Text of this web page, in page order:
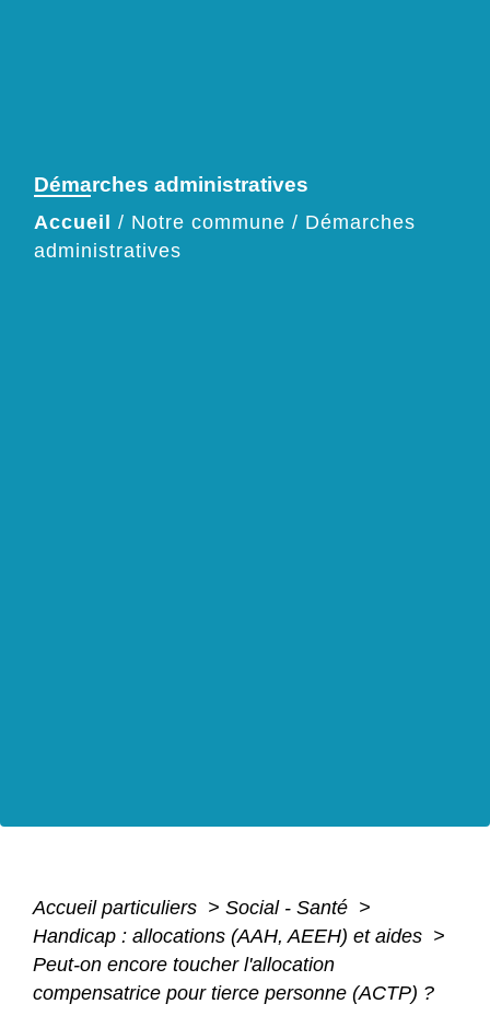
Démarches administratives
Accueil / Notre commune / Démarches
administratives
Accueil particuliers > Social - Santé >
Handicap : allocations (AAH, AEEH) et aides >
Peut-on encore toucher l'allocation
compensatrice pour tierce personne (ACTP) ?